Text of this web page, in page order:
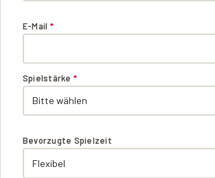
E-Mail *
Spielstärke *
Bevorzugte Spielzeit